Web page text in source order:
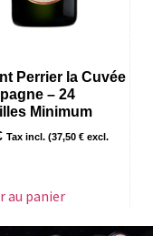
Perrier la Cuvée
– 24
Minimum
Tax incl. (37,50 € excl.
au panier